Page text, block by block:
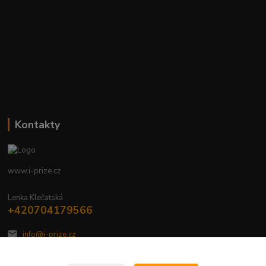
Kontakty
www.i-prize.cz
Lenka Klečatská
+420704179566
info@i-prize.cz